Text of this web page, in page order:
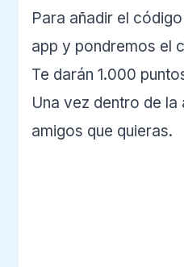
Para añadir el
app y pondremos el
Te darán 1.000
Una vez dentro de
amigos que quieras.